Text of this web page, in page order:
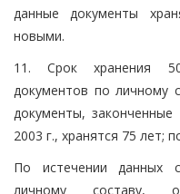
данные документы
новыми.
11. Срок хранения
документов по личному
документы,
2003 г., хранятся 75 лет;
По истечении данных
личному составу,